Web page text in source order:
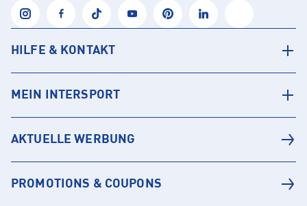
HILFE & KONTAKT
MEIN INTERSPORT
AKTUELLE WERBUNG
PROMOTIONS & COUPONS